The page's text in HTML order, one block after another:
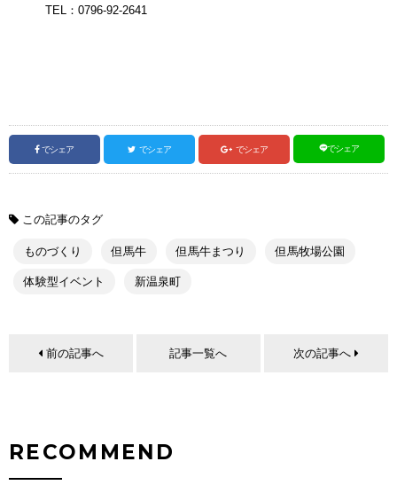
TEL：0796-92-2641
でシェア でシェア でシェア でシェア
この記事のタグ
ものづくり 但馬牛 但馬牛まつり 但馬牧場公園
体験型イベント 新温泉町
前の記事へ 記事一覧へ 次の記事へ
RECOMMEND